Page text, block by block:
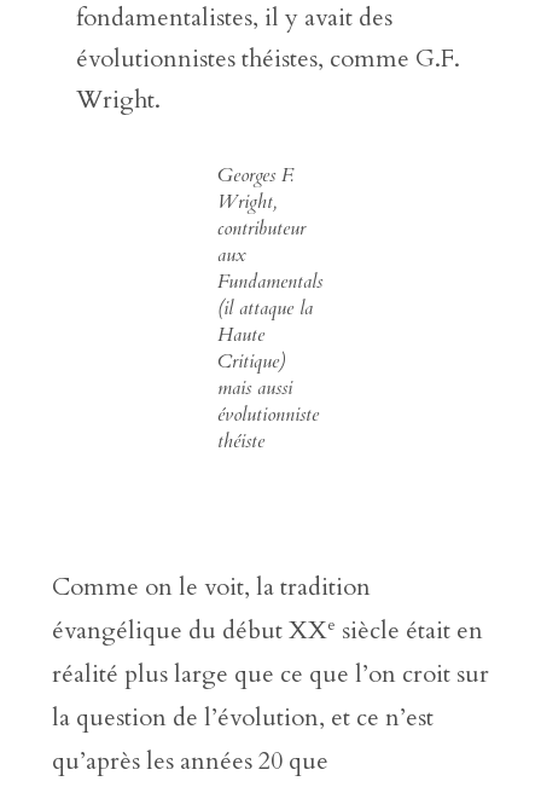
fondamentalistes, il y avait des
évolutionnistes théistes, comme G.F.
Wright.
Georges F.
Wright,
contributeur
aux
Fundamentals
(il attaque la
Haute
Critique)
mais aussi
évolutionniste
théiste
Comme on le voit, la tradition
évangélique du début XXe siècle était en
réalité plus large que ce que l’on croit sur
la question de l’évolution, et ce n’est
qu’après les années 20 que